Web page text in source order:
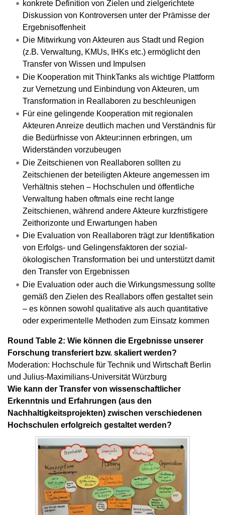
konkrete Definition von Zielen und zielgerichtete
Diskussion von Kontroversen unter der Prämisse der
Ergebnisoffenheit
Die Mitwirkung von Akteuren aus Stadt und Region
(z.B. Verwaltung, KMUs, IHKs etc.) ermöglicht den
Transfer von Wissen und Impulsen
Die Kooperation mit ThinkTanks als wichtige Plattform
zur Vernetzung und Einbindung von Akteuren, um
Transformation in Reallaboren zu beschleunigen
Für eine gelingende Kooperation mit regionalen
Akteuren Anreize deutlich machen und Verständnis für
die Bedürfnisse von Akteur:innen erbringen, um
Widerständen vorzubeugen
Die Zeitschienen von Reallaboren sollten zu
Zeitschienen der beteiligten Akteure angemessen im
Verhältnis stehen – Hochschulen und öffentliche
Verwaltung haben oftmals eine recht lange
Zeitschienen, während andere Akteure kurzfristigere
Zeithorizonte und Erwartungen haben
Die Evaluation von Reallaboren trägt zur Identifikation
von Erfolgs- und Gelingensfaktoren der sozial-
ökologischen Transformation bei und unterstützt damit
den Transfer von Ergebnissen
Die Evaluation oder auch die Wirkungsmessung sollte
gemäß den Zielen des Reallabors offen gestaltet sein
– es können sowohl qualitative als auch quantitative
oder experimentelle Methoden zum Einsatz kommen
Round Table 2: Wie können die Ergebnisse unserer
Forschung transferiert bzw. skaliert werden?
Moderation: Hochschule für Technik und Wirtschaft Berlin
und Julius-Maximilians-Universität Würzburg
Wie kann der Transfer von wissenschaftlicher
Erkenntnis und Erfahrungen (aus den
Nachhaltigkeitsprojekten) zwischen verschiedenen
Hochschulen erfolgreich gestaltet werden?